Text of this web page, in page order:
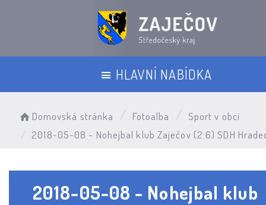
HLAVNÍ NABÍDKA
Domovská stránka Fotoalba
Sport v obci
2018-05-08 - Nohejbal klub Zaječov (2:6) SDH
2018-05-08 - Nohejbal klub